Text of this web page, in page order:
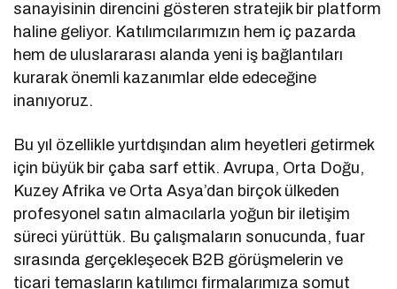
sanayisinin direncini gösteren stratejik bir platform
haline geliyor. Katılımcılarımızın hem iç pazarda
hem de uluslararası alanda yeni iş bağlantıları
kurarak önemli kazanımlar elde edeceğine
inanıyoruz.
Bu yıl özellikle yurtdışından alım heyetleri getirmek
için büyük bir çaba sarf ettik. Avrupa, Orta Doğu,
Kuzey Afrika ve Orta Asya’dan birçok ülkeden
profesyonel satın almacılarla yoğun bir iletişim
süreci yürüttük. Bu çalışmaların sonucunda, fuar
sırasında gerçekleşecek B2B görüşmelerin ve
ticari temasların katılımcı firmalarımıza somut